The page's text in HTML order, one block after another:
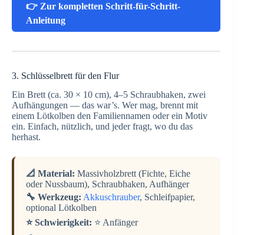
👉 Zur kompletten Schritt-für-Schritt-
Anleitung
3. Schlüsselbrett für den Flur
Ein Brett (ca. 30 × 10 cm), 4–5 Schraubhaken, zwei
Aufhängungen — das war’s. Wer mag, brennt mit
einem Lötkolben den Familiennamen oder ein Motiv
ein. Einfach, nützlich, und jeder fragt, wo du das
herhast.
📐 Material: Massivholzbrett (Fichte, Eiche
oder Nussbaum), Schraubhaken, Aufhänger
🔧 Werkzeug: Akkuschrauber, Schleifpapier,
optional Lötkolben
⭐ Schwierigkeit: ⭐ Anfänger